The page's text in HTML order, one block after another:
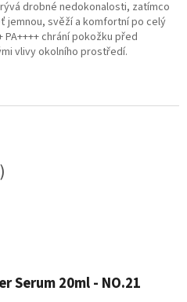
drobné nedokonalosti, zatímco
jemnou, svěží a komfortní po celý
PA++++ chrání pokožku před
vlivy okolního prostředí.
Serum 20ml - NO.21